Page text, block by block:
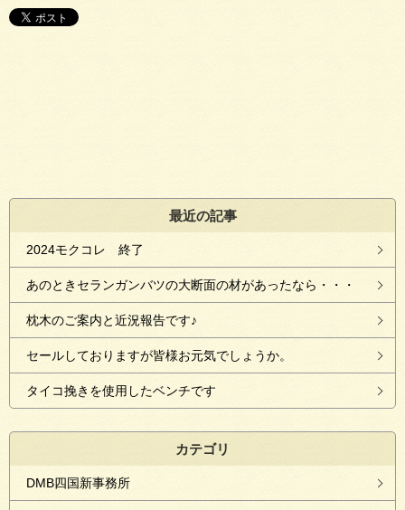
最近の記事
2024モクコレ 終了
あのときセランガンバツの大断面の材があったなら・・・
枕木のご案内と近況報告です♪
セールしておりますが皆様お元気でしょうか。
タイコ挽きを使用したベンチです
カテゴリ
DMB四国新事務所